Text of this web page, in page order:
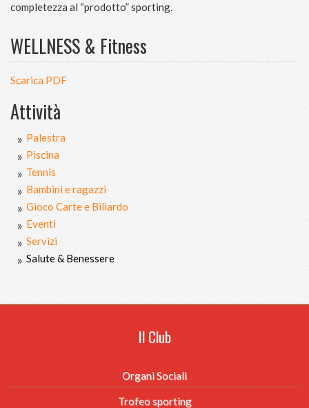
completezza al “prodotto” sporting.
WELLNESS & Fitness
Scarica PDF
Attività
Palestra
Piscina
Tennis
Bambini e ragazzi
Gioco Carte e Biliardo
Eventi
Servizi
Salute & Benessere
Il Club
Organi Sociali
Trofeo sporting